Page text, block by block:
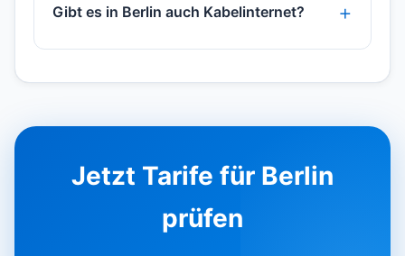
Gibt es in Berlin auch Kabelinternet?
Jetzt Tarife für Berlin
prüfen